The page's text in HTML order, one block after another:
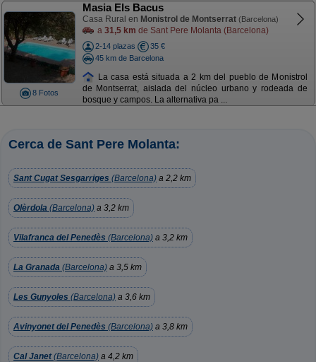
8 Fotos
Masia Els Bacus
Casa Rural en Monistrol de Montserrat (Barcelona)
a 31,5 km de Sant Pere Molanta (Barcelona)
2-14 plazas
35 €
45 km de Barcelona
La casa está situada a 2 km del pueblo de Monistrol
de Montserrat, aislada del núcleo urbano y rodeada de
bosque y campos. La alternativa pa ...
Cerca de Sant Pere Molanta:
Sant Cugat Sesgarriges (Barcelona) a 2,2 km
Olèrdola (Barcelona) a 3,2 km
Vilafranca del Penedès (Barcelona) a 3,2 km
La Granada (Barcelona) a 3,5 km
Les Gunyoles (Barcelona) a 3,6 km
Avinyonet del Penedès (Barcelona) a 3,8 km
Cal Janet(Barcelona) a 4,2 km